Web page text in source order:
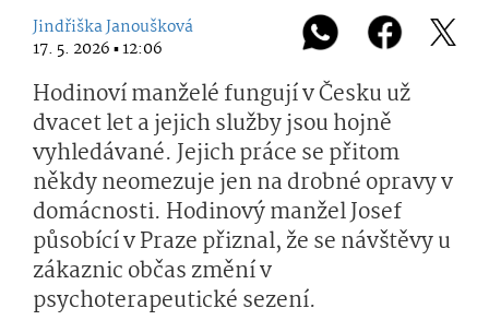
Jindřiška Janoušková
17. 5. 2026 ▪ 12:06
Hodinoví manželé fungují v Česku už
dvacet let a jejich služby jsou hojně
vyhledávané. Jejich práce se přitom
někdy neomezuje jen na drobné opravy v
domácnosti. Hodinový manžel Josef
působící v Praze přiznal, že se návštěvy u
zákaznic občas změní v
psychoterapeutické sezení.